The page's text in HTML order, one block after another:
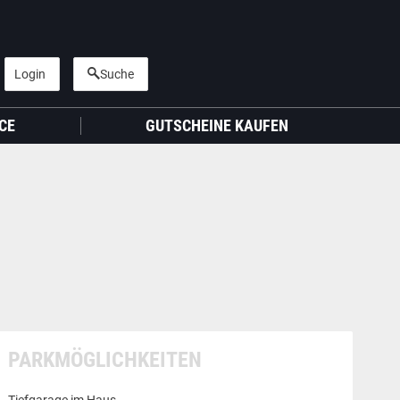
Login Suche
GUTSCHEINE KAUFEN
PARKMÖGLICHKEITEN